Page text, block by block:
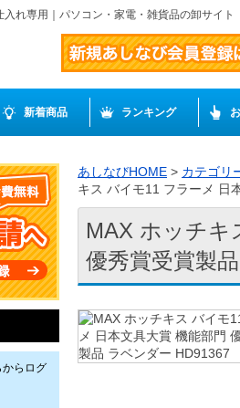
入れ専用｜パソコン・家電・雑貨品の卸サイ
新着商品 ランキング
からログ
あしなびHOME > カテゴリ
キス バイモ11 フラーメ 日
MAX ホッチキ
優秀賞受賞製